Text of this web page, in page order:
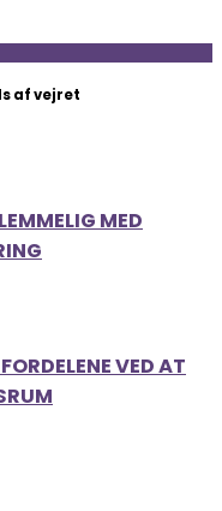
af vejret
MED
VED AT